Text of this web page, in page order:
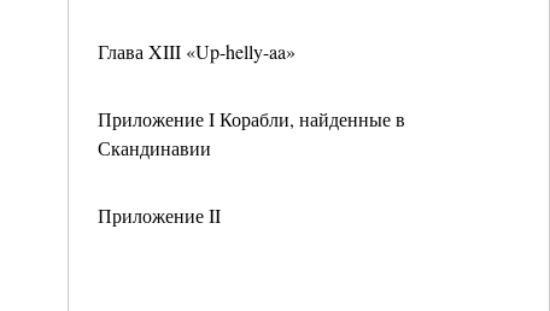
Глава XIII «Up-helly-aa»
Приложение I Корабли, найденные в
Скандинавии
Приложение II